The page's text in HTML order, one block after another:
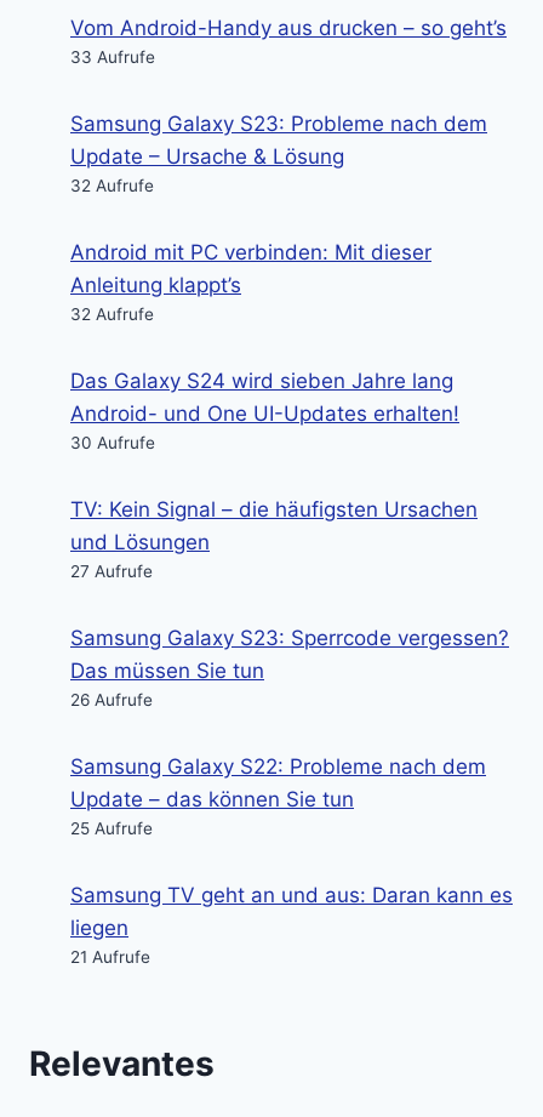
Vom Android-Handy aus drucken – so geht’s
33 Aufrufe
Samsung Galaxy S23: Probleme nach dem
Update – Ursache & Lösung
32 Aufrufe
Android mit PC verbinden: Mit dieser
Anleitung klappt’s
32 Aufrufe
Das Galaxy S24 wird sieben Jahre lang
Android- und One UI-Updates erhalten!
30 Aufrufe
TV: Kein Signal – die häufigsten Ursachen
und Lösungen
27 Aufrufe
Samsung Galaxy S23: Sperrcode vergessen?
Das müssen Sie tun
26 Aufrufe
Samsung Galaxy S22: Probleme nach dem
Update – das können Sie tun
25 Aufrufe
Samsung TV geht an und aus: Daran kann es
liegen
21 Aufrufe
Relevantes